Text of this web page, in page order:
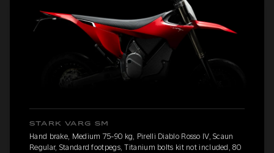
STARK VARG SM
Hand brake, Medium 75-90 kg, Pirelli Diablo Rosso IV, Scaun
Regular, Standard footpegs, Titanium bolts kit not included, 80